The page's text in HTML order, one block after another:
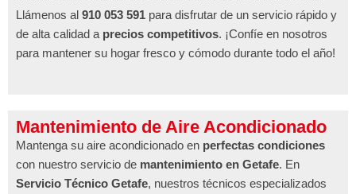
Llámenos al 910 053 591 para disfrutar de un servicio rápido y
de alta calidad a precios competitivos. ¡Confíe en nosotros
para mantener su hogar fresco y cómodo durante todo el año!
Mantenimiento de Aire Acondicionado
Mantenga su aire acondicionado en perfectas condiciones
con nuestro servicio de mantenimiento en Getafe. En
Servicio Técnico Getafe, nuestros técnicos especializados